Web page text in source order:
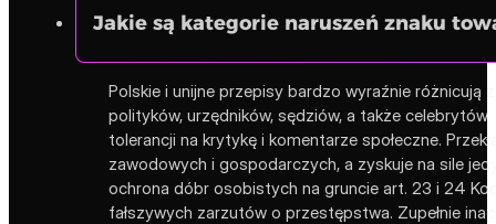
Jakie są kategorie naruszeń znaku
Polskie i unijne przepisy bardzo wyraźnie
polityków, urzędników, sędziów, a także
tolerancji na krytykę i komentarze społeczne.
zawodowych i gospodarczych, a zyskuje na sile
ochrona dóbr osobistych na gruncie art. 23 i 24
fałszywych zarzutów o przestępstwa. Zupełnie